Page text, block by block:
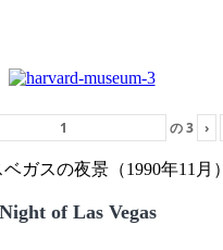
の3 ›
ベガスの夜景（1990年11月）
Night of Las Vegas